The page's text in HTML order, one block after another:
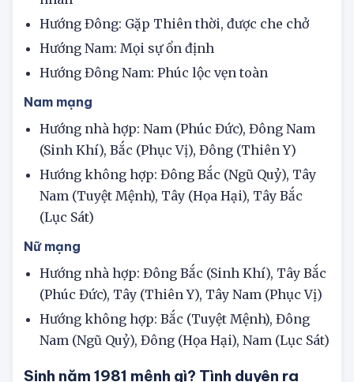
nhân
Hướng Đông: Gặp Thiên thời, được che chở
Hướng Nam: Mọi sự ổn định
Nam mạng
Hướng nhà hợp: Nam (Phúc Đức), Đông Nam
(Sinh Khí), Bắc (Phục Vị), Đông (Thiên Y)
Hướng không hợp: Đông Bắc (Ngũ Quỷ), Tây
Nam (Tuyệt Mệnh), Tây (Họa Hại), Tây Bắc
Nữ mạng
Hướng nhà hợp: Đông Bắc (Sinh Khí), Tây Bắc
(Phúc Đức), Tây (Thiên Y), Tây Nam (Phục Vị)
Hướng không hợp: Bắc (Tuyệt Mệnh), Đông